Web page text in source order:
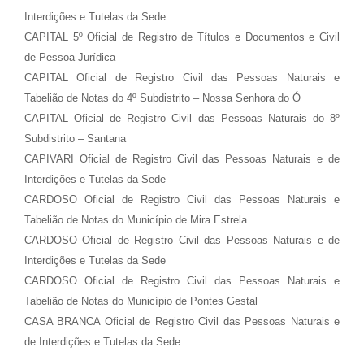
Interdições e Tutelas da Sede
CAPITAL 5º Oficial de Registro de Títulos e Documentos e Civil
de Pessoa Jurídica
CAPITAL Oficial de Registro Civil das Pessoas Naturais e
Tabelião de Notas do 4º Subdistrito – Nossa Senhora do Ó
CAPITAL Oficial de Registro Civil das Pessoas Naturais do 8º
Subdistrito – Santana
CAPIVARI Oficial de Registro Civil das Pessoas Naturais e de
Interdições e Tutelas da Sede
CARDOSO Oficial de Registro Civil das Pessoas Naturais e
Tabelião de Notas do Município de Mira Estrela
CARDOSO Oficial de Registro Civil das Pessoas Naturais e de
Interdições e Tutelas da Sede
CARDOSO Oficial de Registro Civil das Pessoas Naturais e
Tabelião de Notas do Município de Pontes Gestal
CASA BRANCA Oficial de Registro Civil das Pessoas Naturais e
de Interdições e Tutelas da Sede